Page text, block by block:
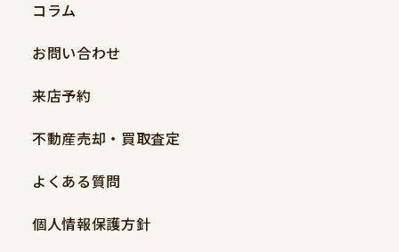
コラム
お問い合わせ
来店予約
不動産売却・買取査定
よくある質問
個人情報保護方針